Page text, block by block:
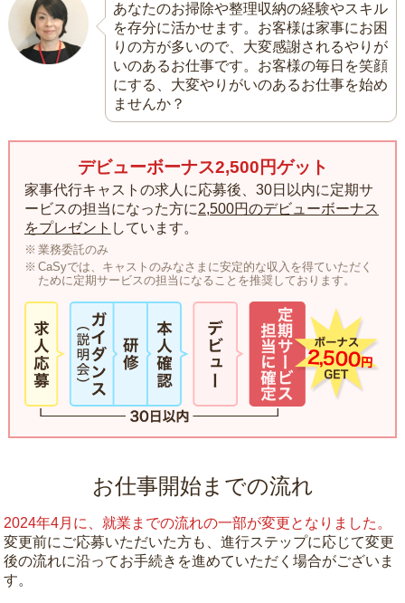
あなたのお掃除や整理収納の経験やスキル
を存分に活かせます。お客様は家事にお困
りの方が多いので、大変感謝されるやりが
いのあるお仕事です。お客様の毎日を笑顔
にする、大変やりがいのあるお仕事を始め
ませんか？
デビューボーナス2,500円ゲット
家事代行キャストの求人に応募後、30日以内に定期サ
ービスの担当になった方に2,500円のデビューボーナス
をプレゼント しています。
業務委託のみ
CaSyでは、キャストのみなさまに安定的な収入を得ていただく
ために定期サービスの担当になることを推奨しております。
お仕事開始までの流れ
2024年4月に、就業までの流れの一部が変更となりました。
変更前にご応募いただいた方も、進行ステップに応じて変更
後の流れに沿ってお手続きを進めていただく場合がございま
す。